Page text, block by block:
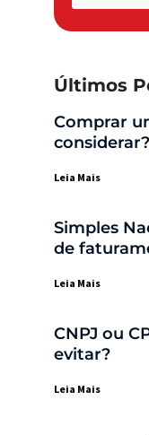
Últimos
Comprar
considerar?
Leia Mais
Simples
de
Leia Mais
CNPJ ou
evitar?
Leia Mais